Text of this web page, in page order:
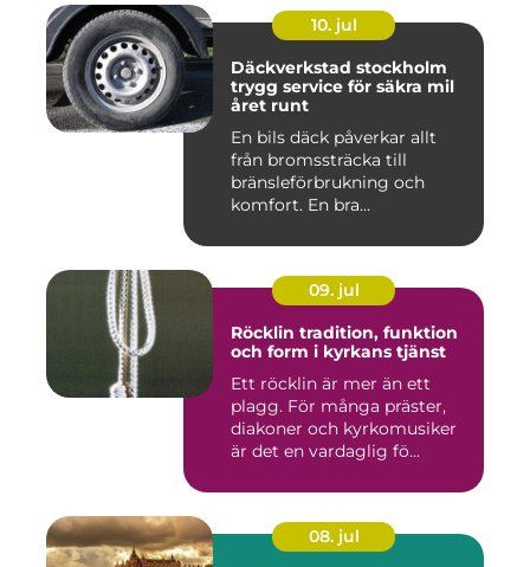
10. jul
Däckverkstad stockholm
trygg service för säkra mil
året runt
En bils däck påverkar allt
från bromssträcka till
bränsleförbrukning och
komfort. En bra
09. jul
Röcklin tradition, funktion
och form i kyrkans tjänst
Ett röcklin är mer än ett
plagg. För många präster,
diakoner och kyrkomusiker
är det en vardaglig fö...
08. jul